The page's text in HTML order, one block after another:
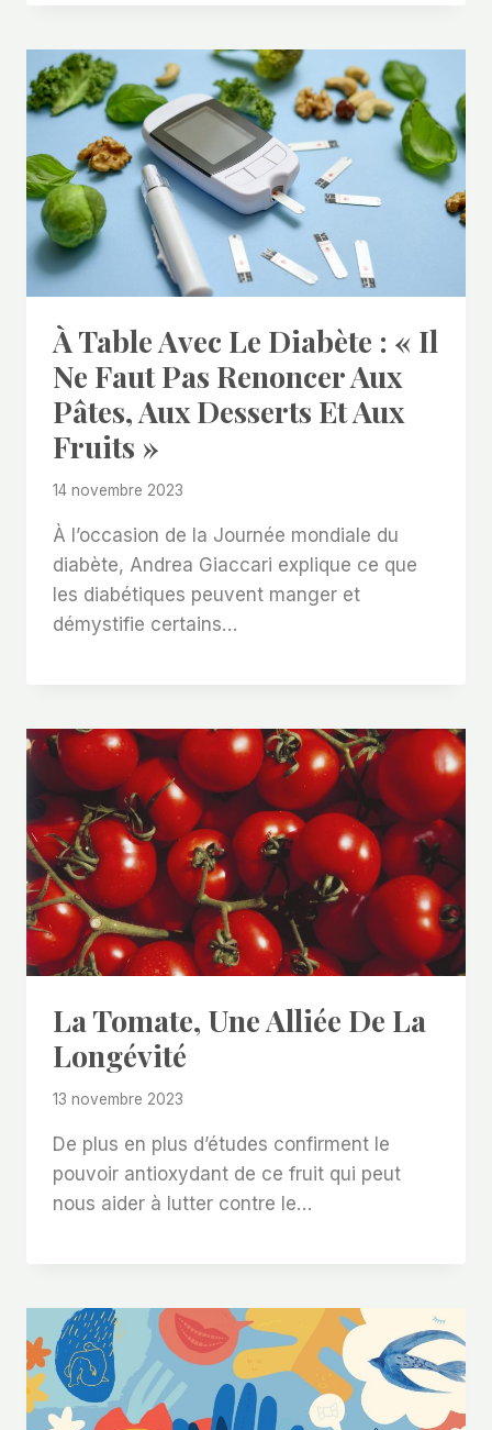
À Table Avec Le Diabète : « Il
Ne Faut Pas Renoncer Aux
Pâtes, Aux Desserts Et Aux
Fruits »
14 novembre 2023
À l’occasion de la Journée mondiale du
diabète, Andrea Giaccari explique ce que
les diabétiques peuvent manger et
démystifie certains…
La Tomate, Une Alliée De La
Longévité
13 novembre 2023
De plus en plus d’études confirment le
pouvoir antioxydant de ce fruit qui peut
nous aider à lutter contre le…